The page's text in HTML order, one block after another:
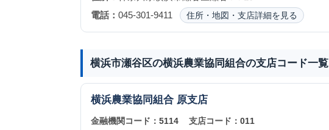
電話： 045-301-9411 住所・地図・支店詳細を見る
横浜市瀬谷区の横浜農業協同組合の支店コード一覧
横浜農業協同組合 原支店
金融機関コード： 5114 支店コード： 011